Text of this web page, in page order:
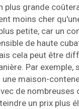
plus grande
moins cher
petite, car un
de haute
cela peut être
Par exemple,
une maison-
de nombreuses
un prix plus